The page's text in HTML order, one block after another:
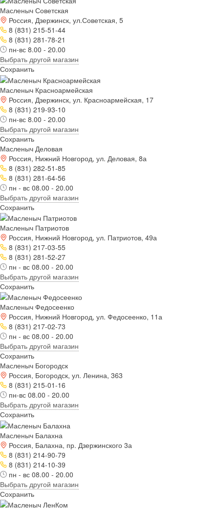
Масленыч Советская
Россия, Дзержинск, ул.Советская, 5
8 (831) 215-51-44
8 (831) 281-78-21
пн-вс 8.00 - 20.00
Выбрать другой магазин
Сохранить
Масленыч Красноармейская
Россия, Дзержинск, ул. Красноармейская, 17
8 (831) 219-93-10
пн-вс 8.00 - 20.00
Выбрать другой магазин
Сохранить
Масленыч Деловая
Россия, Нижний Новгород, ул. Деловая, 8а
8 (831) 282-51-85
8 (831) 281-64-56
пн - вс 08.00 - 20.00
Выбрать другой магазин
Сохранить
Масленыч Патриотов
Россия, Нижний Новгород, ул. Патриотов, 49а
8 (831) 217-03-55
8 (831) 281-52-27
пн - вс 08.00 - 20.00
Выбрать другой магазин
Сохранить
Масленыч Федосеенко
Россия, Нижний Новгород, ул. Федосеенко, 11а
8 (831) 217-02-73
пн - вс 08.00 - 20.00
Выбрать другой магазин
Сохранить
Масленыч Богородск
Россия, Богородск, ул. Ленина, 363
8 (831) 215-01-16
пн-вс 08.00 - 20.00
Выбрать другой магазин
Сохранить
Масленыч Балахна
Россия, Балахна, пр. Дзержинского 3а
8 (831) 214-90-79
8 (831) 214-10-39
пн - вс 08.00 - 20.00
Выбрать другой магазин
Сохранить